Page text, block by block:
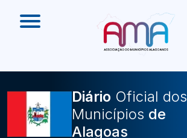
Diário Oficial dos
Municípios
O Que Pode Ser Publicado
Faça sua Adesão